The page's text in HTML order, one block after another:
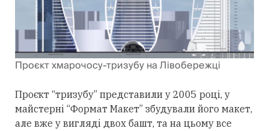
Проєкт хмарочосу-тризубу на Лівобережці
Проєкт “тризубу” представили у 2005 році, у
майстерні “Формат Макет” збудували його макет,
але вже у вигляді двох башт, та на цьому все